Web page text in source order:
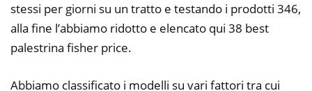
stessi per giorni su un tratto e testando i prodotti 346,
alla fine l’abbiamo ridotto e elencato qui 38 best
palestrina fisher price.
Abbiamo classificato i modelli su vari fattori tra cui